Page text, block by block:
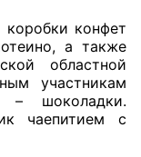
конфет
а также
областной
участникам
– шоколадки.
чаепитием с